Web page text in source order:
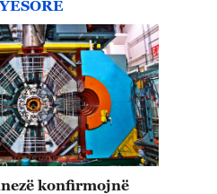
konfirmojnë